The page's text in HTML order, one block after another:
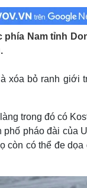
đá
Ô
Xe
ảnh
Nam tỉnh
xóa bỏ ranh giới
trong đó có
pháo đài của
còn có thể đe